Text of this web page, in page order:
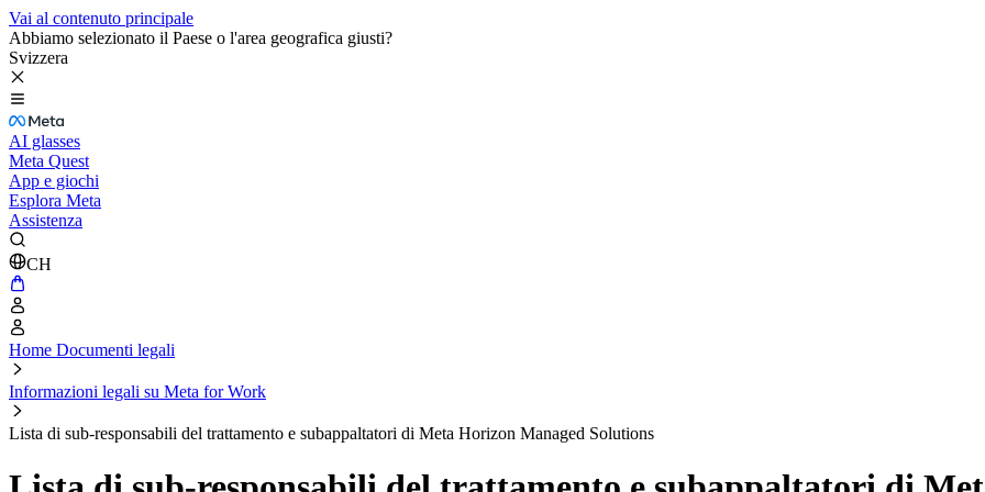
Vai al contenuto principale
Abbiamo selezionato il Paese o l'area geografica giusti?
Svizzera
AI glasses
Meta Quest
App e giochi
Esplora Meta
Assistenza
CH
Home Documenti legali
Informazioni legali su Meta for Work
Lista di sub-responsabili del trattamento e subappaltatori di Meta Horizon Managed Solutions